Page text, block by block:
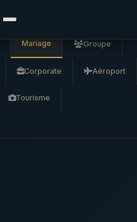
Mariage Groupe
Corporate Aéroport
Tourisme